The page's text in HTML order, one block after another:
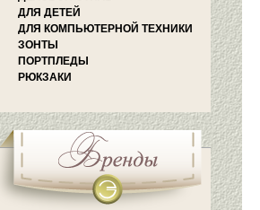
ДЛЯ ДЕТЕЙ
ДЛЯ КОМПЬЮТЕРНОЙ ТЕХНИКИ
ЗОНТЫ
ПОРТПЛЕДЫ
РЮКЗАКИ